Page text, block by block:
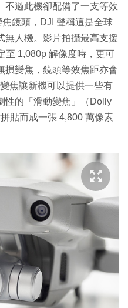
不過此機卻配備了一支等效
鏡頭，DJI 聲稱這是全球
無人機。影片拍攝最高支援
至 1,080p 解像度時，更可
損變焦，鏡頭等效焦距亦會
焦讓新機可以提供一些有
性的「滑動變焦」（Dolly
貼而成一張 4,800 萬像素